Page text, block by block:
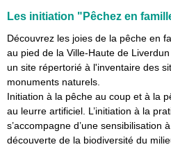
Les initiation "Pêchez en
Découvrez les joies de la pêche en
au pied de la Ville-Haute de
un site répertorié à l'inventaire des
monuments naturels.
Initiation à la pêche au coup et à la
au leurre artificiel. L’initiation à la
s’accompagne d’une sensibilisation
découverte de la biodiversité du